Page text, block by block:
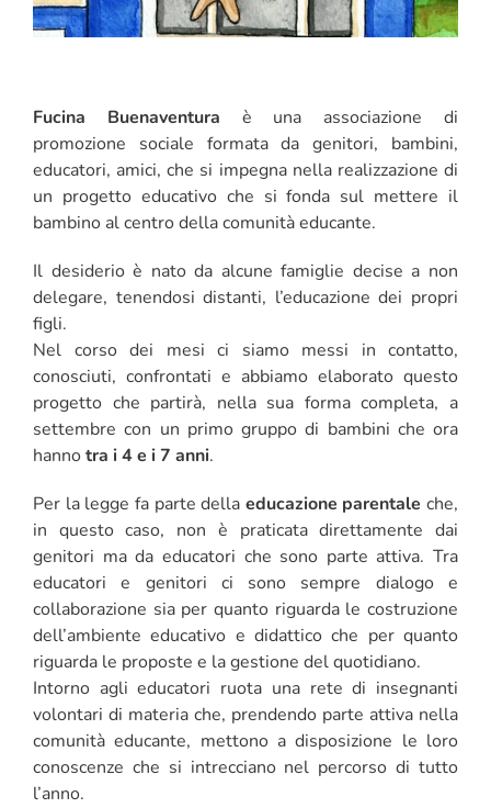
Fucina Buenaventura è una associazione di
promozione sociale formata da genitori, bambini,
educatori, amici, che si impegna nella realizzazione di
un progetto educativo che si fonda sul mettere il
bambino al centro della comunità educante.
Il desiderio è nato da alcune famiglie decise a non
delegare, tenendosi distanti, l’educazione dei propri
figli.
Nel corso dei mesi ci siamo messi in contatto,
conosciuti, confrontati e abbiamo elaborato questo
progetto che partirà, nella sua forma completa, a
settembre con un primo gruppo di bambini che ora
hannotra i 4 e i 7 anni.
Per la legge fa parte della educazione parentale che,
in questo caso, non è praticata direttamente dai
genitori ma da educatori che sono parte attiva. Tra
educatori e genitori ci sono sempre dialogo e
collaborazione sia per quanto riguarda le costruzione
dell’ambiente educativo e didattico che per quanto
riguarda le proposte e la gestione del quotidiano.
Intorno agli educatori ruota una rete di insegnanti
volontari di materia che, prendendo parte attiva nella
comunità educante, mettono a disposizione le loro
conoscenze che si intrecciano nel percorso di tutto
l’anno.